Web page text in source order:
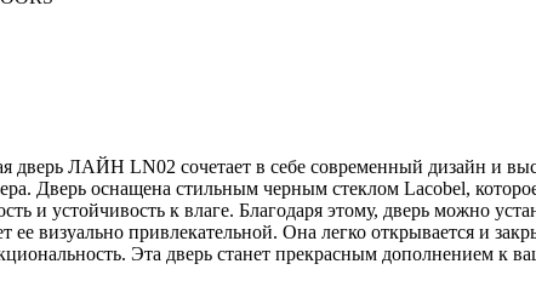
дверь ЛАЙН LN02 сочетает в себе современный дизайн и
Дверь оснащена стильным черным стеклом Lacobel,
и устойчивость к влаге. Благодаря этому, дверь можно
ее визуально привлекательной. Она легко открывается и
Эта дверь станет прекрасным дополнением к